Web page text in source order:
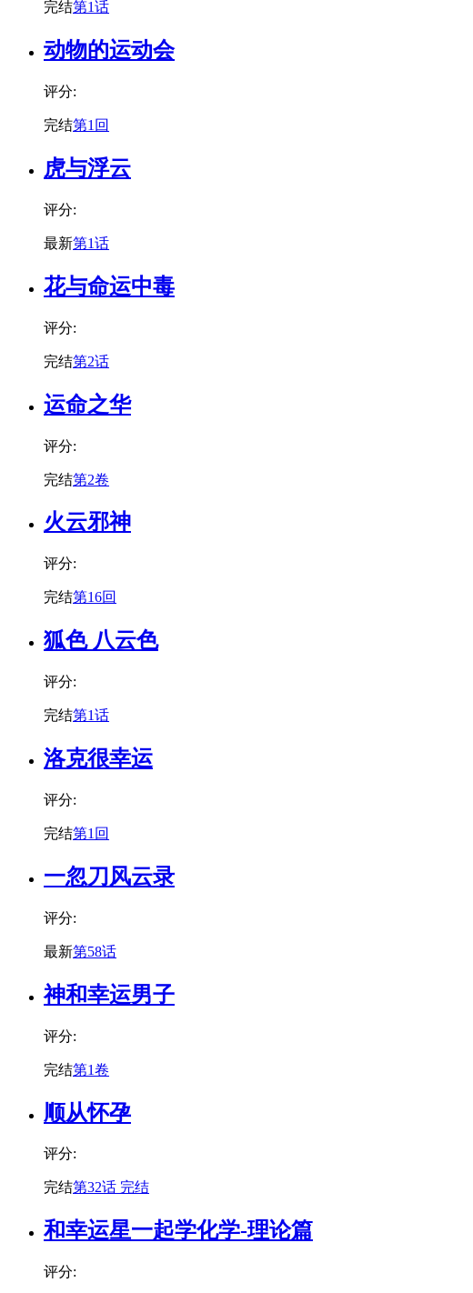
完结第1话
动物的运动会
评分:
完结第1回
虎与浮云
评分:
最新第1话
花与命运中毒
评分:
完结第2话
运命之华
评分:
完结第2卷
火云邪神
评分:
完结第16回
狐色 八云色
评分:
完结第1话
洛克很幸运
评分:
完结第1回
一忽刀风云录
评分:
最新第58话
神和幸运男子
评分:
完结第1卷
顺从怀孕
评分:
完结第32话 完结
和幸运星一起学化学-理论篇
评分: